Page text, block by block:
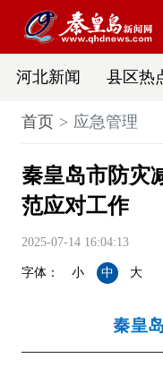
河北新闻 县区热
首页 应急管理
秦皇岛市防灾
范应对工作
2025-07-14 16:04:13
字体： 小 中 大
秦皇